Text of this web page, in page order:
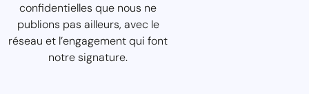
confidentielles que nous ne
publions pas ailleurs, avec le
réseau et l’engagement qui font
notre signature.